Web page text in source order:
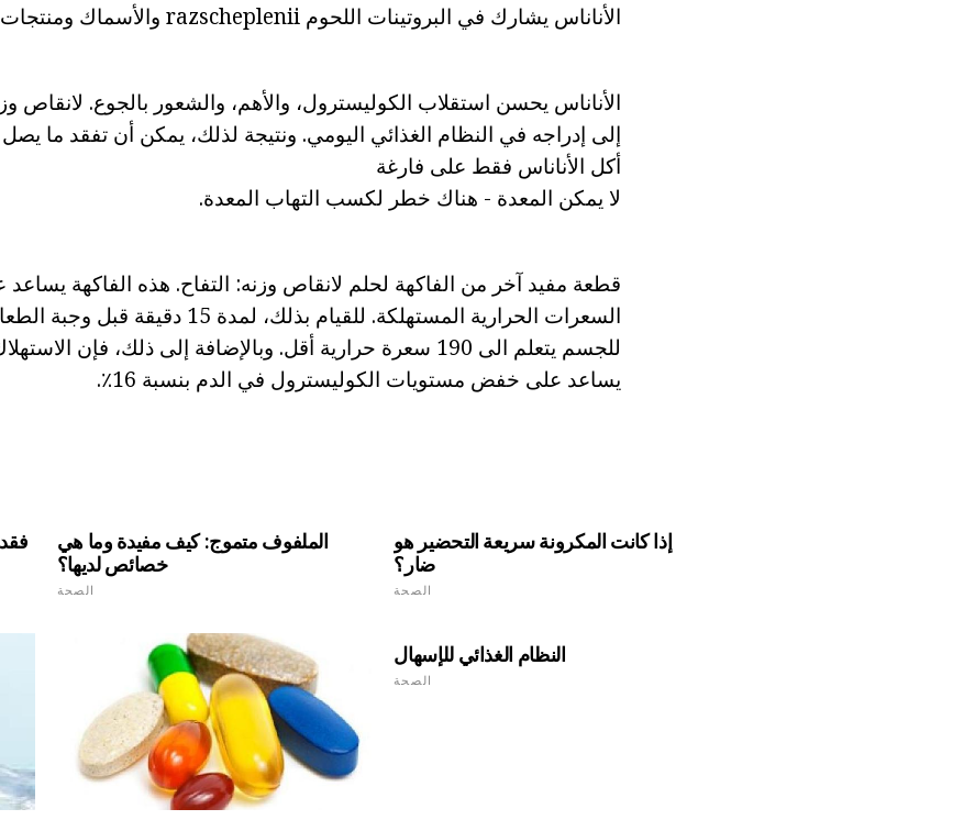
الأناناس يشارك في البروتينات اللحوم razscheplenii والأسماك ومنتجات الألبان.
الأناناس يحسن استقلاب الكوليسترول، والأهم، والشعور بالجوع. لانقاص
إلى إدراجه في النظام الغذائي اليومي. ونتيجة لذلك، يمكن أن تفقد ما يصل
أكل الأناناس فقط على فارغة
لا يمكن المعدة - هناك خطر لكسب التهاب المعدة.
قطعة مفيد آخر من الفاكهة لحلم لانقاص وزنه: التفاح. هذه الفاكهة
السعرات الحرارية المستهلكة. للقيام بذلك،
للجسم يتعلم الى 190 سعرة حرارية أقل. وبالإضافة إلى ذلك، فإن
يساعد على خفض مستويات الكوليسترول في الدم بنسبة 16٪.
الملفوف متموج: كيف مفيدة وما هي
خصائص لديها؟
الصحة
إذا كانت المكرونة سريعة التحضير هو
ضار؟
الصحة
النظام الغذائي للإسهال
الصحة